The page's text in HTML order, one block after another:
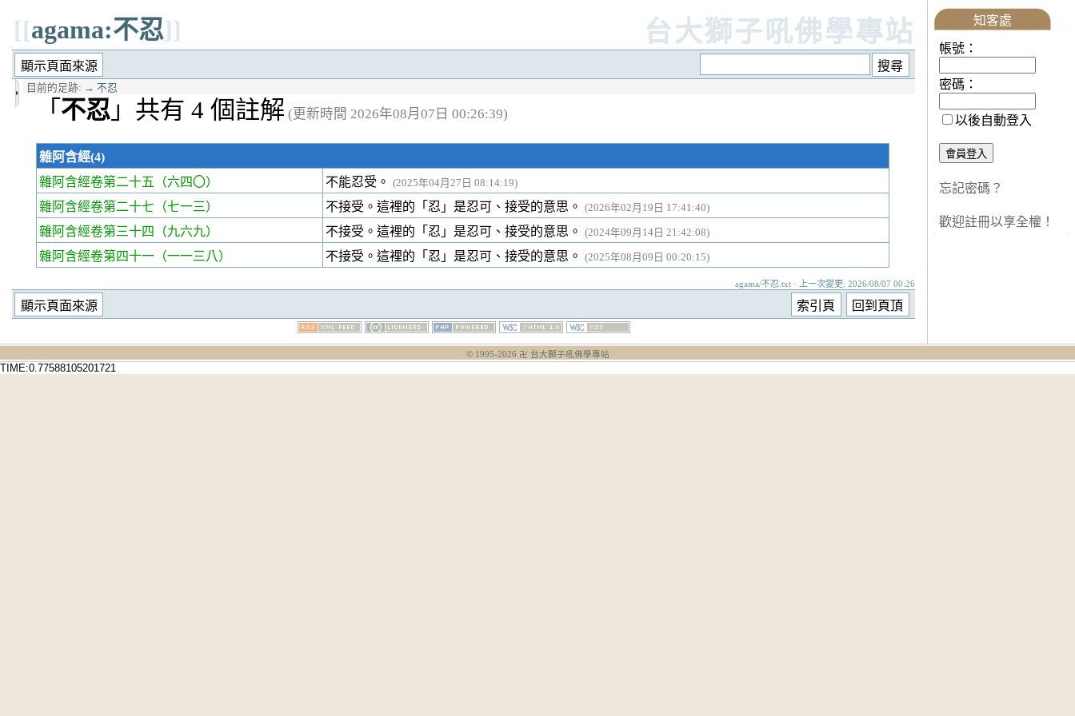
[[agama:不忍]] 台大獅子吼佛學專站
目前的足跡: → 不忍
「 不忍 」共有 4 個註解 (更新時間 2026年08月07日 00:26:39)
雜阿含經(4)
雜阿含經卷第二十五
（六四〇） 不能忍受。 (2025年04月27日 08:14:19)
雜阿含經卷第二十七 （七一三） 不接受。這裡的「忍」是忍可、接受的意思。 (2026年02月19日 17:41:40)
雜阿含經卷第三十四 （九六九） 不接受。這裡的「忍」是忍可、接受的意思。 (2024年09月14日 21:42:08)
雜阿含經卷第四十一 （一一三八） 不接受。這裡的「忍」是忍可、接受的意思。 (2025年08月09日 00:20:15)
agama/不忍.txt · 上一次變更: 2026/08/07 00:26
知客處
帳號：
密碼：
以後自動登入
忘記密碼？
歡迎註冊以享全權！
© 1995-2026 卍 台大獅子吼佛學專站
TIME:0.77588105201721